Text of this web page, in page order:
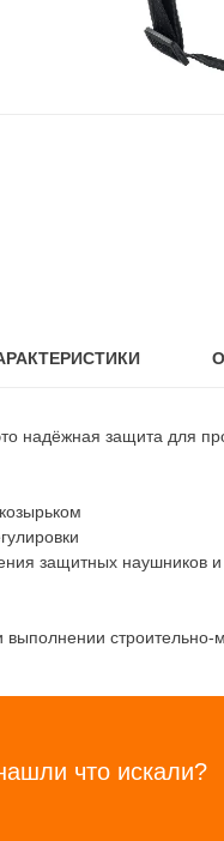
надёжная защита для
защитных наушников
что искали?